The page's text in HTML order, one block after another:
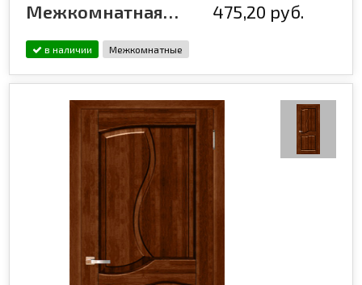
Межкомнатная дверь эмалированная Flash ECO 12 Белый 475,20 руб.
в наличии Межкомнатные